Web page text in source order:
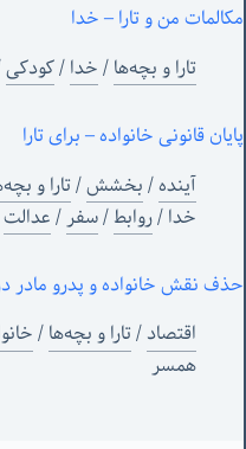
مکالمات من و تارا – خدا
تارا و بچه‌ها/خدا/کودکی
پایان قانونی خانواده – برای تارا
آینده/بخشش/تارا و
خدا/روابط/سفر/عدالت
حذف نقش خانواده و پدرو مادر
اقتصاد/تارا و بچه‌ها/
همسر